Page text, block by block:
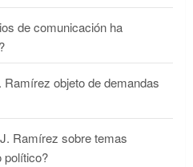
de comunicación ha
Ramírez objeto de demandas
Ramírez sobre temas
político?